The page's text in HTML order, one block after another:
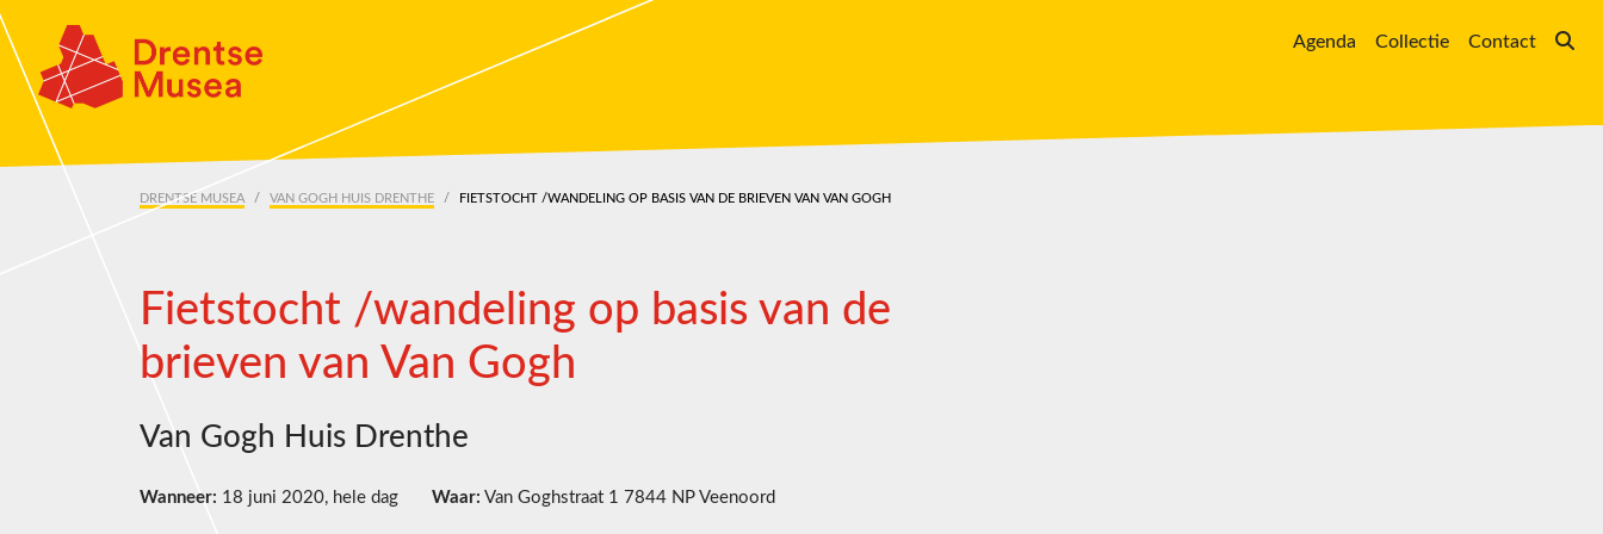
Skip navigation
Agenda Collectie Contact
DRENTSE MUSEA VAN GOGH HUIS DRENTHE FIETSTOCHT /WANDELING OP BASIS VAN DE BRIEVEN VAN VAN GOGH
Fietstocht /wandeling op basis van de
brieven van Van Gogh
Van Gogh Huis Drenthe
Wanneer: 18 juni 2020, hele dag Waar: Van Goghstraat 1 7844 NP Veenoord